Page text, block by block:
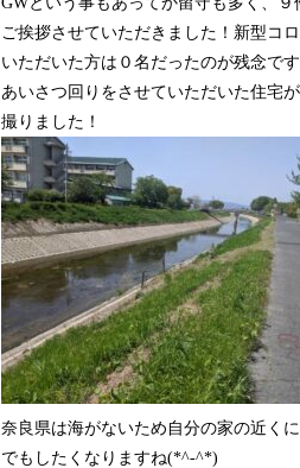
ご挨拶させていただきました！新型コ
いただいた方は０名だったのが残念で
あいさつ回りをさせていただいた住宅
撮りました！
奈良県は海がないため自分の家の近く
でもしたくなりますね(*^-^*)